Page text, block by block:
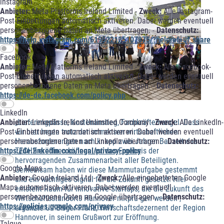
Anbieter:Meta Platforms Ireland Limited - Zweck:Alle Instagram-
Post-Einbettungen automatisch aktiveren. Dabei werden eventuell
personenbezogene Daten an Meta übertragen. -Datenschutz:
https://help.instagram.com/519522125107875/?helpref=uf_share
Facebook
Anbieter:Meta Platforms Ireland Limited -Zweck:Alle Facebook-
Post-Einbettungen automatisch aktiveren. Dabei werden eventuell
personenbezogene Daten an Meta übertragen. -Datenschutz:
https://de-de.facebook.com/policy.php
LinkedIn
Anbieter:LinkedIn Ireland Unlimited Company -Zweck:Alle LinkedIn-
Post-Einbettungen automatisch aktiveren. Dabei werden eventuell
personenbezogene Daten an LinkedIn übertragen. -Datenschutz:
https://de.linkedin.com/legal/privacy-policy
Google Maps
Anbieter:Google Ireland Ltd -Zweck:Alle eingebetteten Google
Maps automatisch aktiveren. Dabei werden eventuell
personenbezogene Daten an Google übertragen. -Datenschutz:
https://policies.google.com/privacy
„Lieferengpässe, Kostenanstieg, Fachkräftemangel. Dass
wir hier heute trotz der immensen wirtschaftlichen
Herausforderungen nach knapp zwei Jahren Bauzeit das
TECH2 eröffnen können, ist das Ergebnis der
hervorragenden Zusammenarbeit aller Beteiligten.
Gemeinsam haben wir diese Mammutaufgabe gestemmt
und ein wichtiges Signal für die Zukunft gesetzt. Hier
entsteht Raum für innovative Startups, die die Zukunft des
Wirtschaftsstandorts Hannover mitprä-gen werden“,
ergänzte Ulf-Birger Franz, Wirtschaftsdezernent der Region
Hannover, in seinem Grußwort zur Eröffnung.